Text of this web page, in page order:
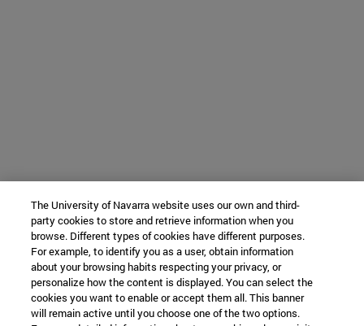
The University of Navarra website uses our own and third-
party cookies to store and retrieve information when you
browse. Different types of cookies have different purposes.
For example, to identify you as a user, obtain information
about your browsing habits respecting your privacy, or
personalize how the content is displayed. You can select the
cookies you want to enable or accept them all. This banner
will remain active until you choose one of the two options.